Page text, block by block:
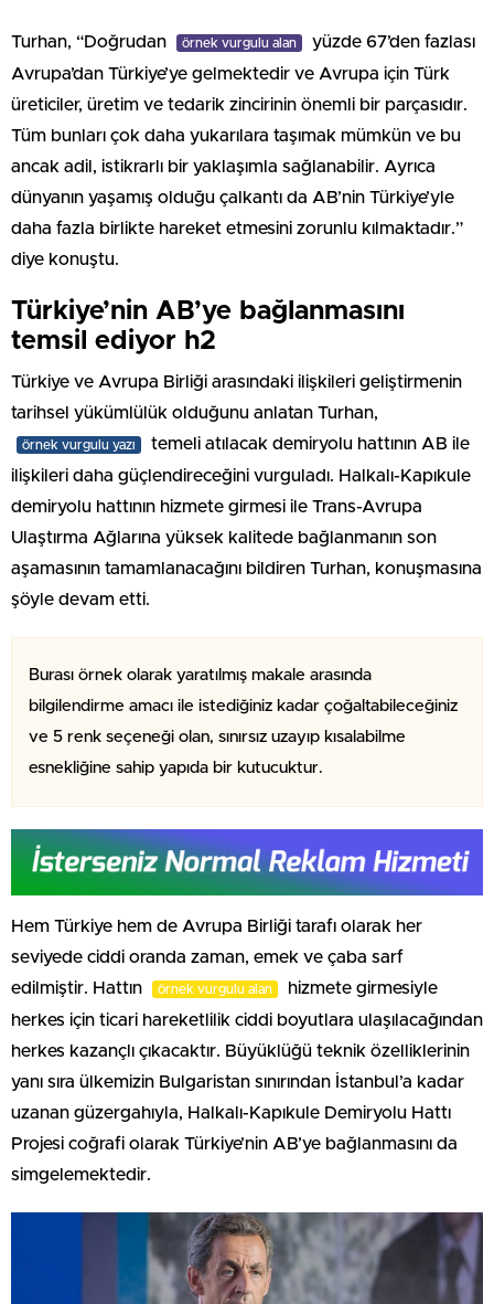
Turhan, “Doğrudan örnek vurgulu alan
yüzde 67’den fazlası
Avrupa’dan Türkiye’ye gelmektedir ve Avrupa için Türk
üreticiler, üretim ve tedarik zincirinin önemli bir parçasıdır.
Tüm bunları çok daha yukarılara taşımak mümkün ve bu
ancak adil, istikrarlı bir yaklaşımla sağlanabilir. Ayrıca
dünyanın yaşamış olduğu çalkantı da AB’nin Türkiye’yle
daha fazla birlikte hareket etmesini zorunlu kılmaktadır.”
diye konuştu.
Türkiye’nin AB’ye bağlanmasını
temsil ediyor h2
Türkiye ve Avrupa Birliği arasındaki ilişkileri geliştirmenin
tarihsel yükümlülük olduğunu anlatan Turhan,
örnek vurgulu yazı
temeli atılacak demiryolu hattının AB ile
ilişkileri daha güçlendireceğini vurguladı. Halkalı-Kapıkule
demiryolu hattının hizmete girmesi ile Trans-Avrupa
Ulaştırma Ağlarına yüksek kalitede bağlanmanın son
aşamasının tamamlanacağını bildiren Turhan, konuşmasına
şöyle devam etti.
Burası örnek olarak yaratılmış makale arasında
bilgilendirme amacı ile istediğiniz kadar çoğaltabileceğiniz
ve 5 renk seçeneği olan, sınırsız uzayıp kısalabilme
esnekliğine sahip yapıda bir kutucuktur.
Hem Türkiye hem de Avrupa Birliği tarafı olarak her
seviyede ciddi oranda zaman, emek ve çaba sarf
edilmiştir. Hattın
örnek vurgulu alan
hizmete girmesiyle
herkes için ticari hareketlilik ciddi boyutlara ulaşılacağından
herkes kazançlı çıkacaktır. Büyüklüğü teknik özelliklerinin
yanı sıra ülkemizin Bulgaristan sınırından İstanbul’a kadar
uzanan güzergahıyla, Halkalı-Kapıkule Demiryolu Hattı
Projesi coğrafi olarak Türkiye’nin AB’ye bağlanmasını da
simgelemektedir.